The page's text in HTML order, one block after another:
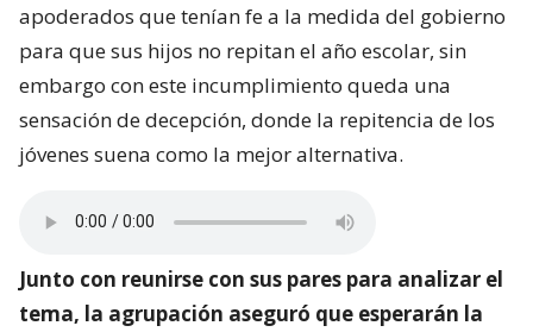
apoderados que tenían fe a la medida del gobierno
para que sus hijos no repitan el año escolar, sin
embargo con este incumplimiento queda una
sensación de decepción, donde la repitencia de los
jóvenes suena como la mejor alternativa.
Junto con reunirse con sus pares para analizar el
tema, la agrupación aseguró que esperarán la